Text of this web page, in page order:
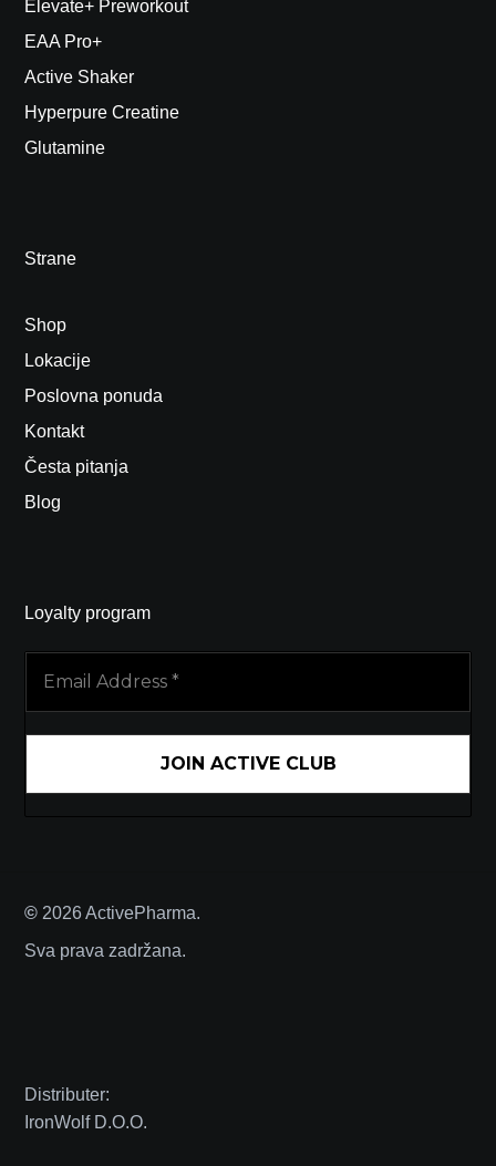
Elevate+ Preworkout
EAA Pro+
Active Shaker
Hyperpure Creatine
Glutamine
Strane
Shop
Lokacije
Poslovna ponuda
Kontakt
Česta pitanja
Blog
Loyalty program
Address
© 2026ActivePharma.
Sva prava zadržana.
Distributer:
IronWolf D.O.O.